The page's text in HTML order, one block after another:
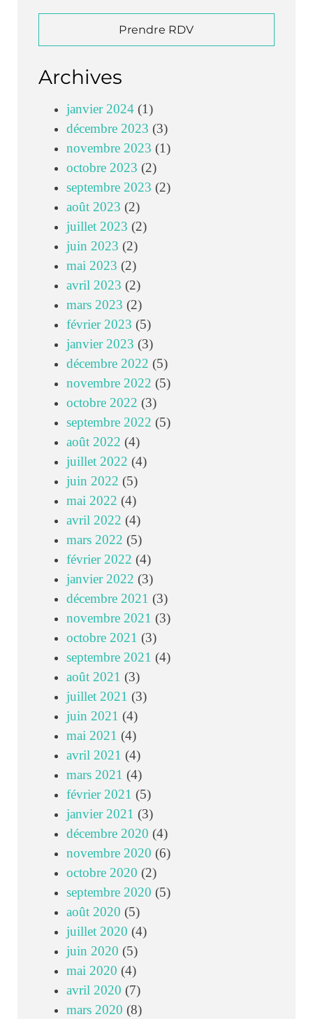
Prendre RDV
Archives
janvier 2024 (1)
décembre 2023 (3)
novembre 2023 (1)
octobre 2023 (2)
septembre 2023 (2)
août 2023 (2)
juillet 2023 (2)
juin 2023 (2)
mai 2023 (2)
avril 2023 (2)
mars 2023 (2)
février 2023 (5)
janvier 2023 (3)
décembre 2022 (5)
novembre 2022 (5)
octobre 2022 (3)
septembre 2022 (5)
août 2022 (4)
juillet 2022 (4)
juin 2022 (5)
mai 2022 (4)
avril 2022 (4)
mars 2022 (5)
février 2022 (4)
janvier 2022 (3)
décembre 2021 (3)
novembre 2021 (3)
octobre 2021 (3)
septembre 2021 (4)
août 2021 (3)
juillet 2021 (3)
juin 2021 (4)
mai 2021 (4)
avril 2021 (4)
mars 2021 (4)
février 2021 (5)
janvier 2021 (3)
décembre 2020 (4)
novembre 2020 (6)
octobre 2020 (2)
septembre 2020 (5)
août 2020 (5)
juillet 2020 (4)
juin 2020 (5)
mai 2020 (4)
avril 2020 (7)
mars 2020 (8)